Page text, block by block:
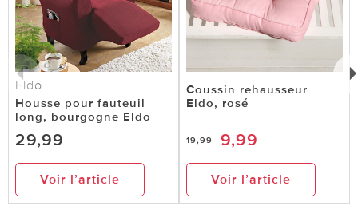
Eldo
Housse pour fauteuil
long, bourgogne Eldo
29,99
Voir l’article
Coussin rehausseur
Eldo, rosé
19,99 9,99
Voir l’article